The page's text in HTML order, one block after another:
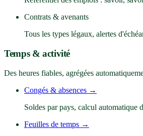
Contrats & avenants
Tous les types légaux, alertes
Temps & activité
Des heures fiables, agrégées
Congés & absences →
Soldes par pays, calcul automatique
Feuilles de temps →